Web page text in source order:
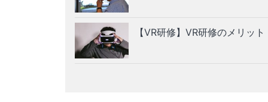
【VR研修】VR研修のメリッ